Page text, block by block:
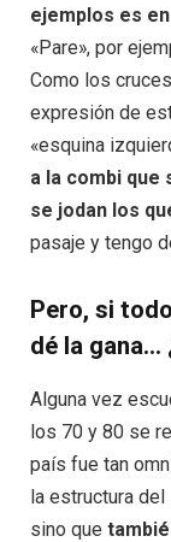
ejemplos es
«Pare», por
Como los
expresión de
«esquina
a la combi que
se jodan los
pasaje y tengo
Pero, si
dé la gana…
Alguna vez
los 70 y 80 se
país fue tan
la estructura
sino que